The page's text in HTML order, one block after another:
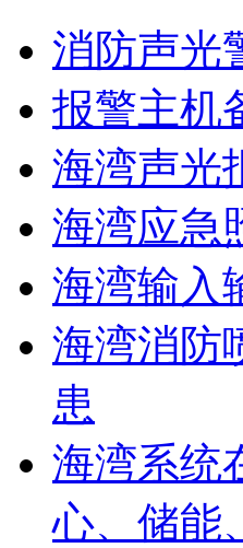
消防声光
报警主机
海湾声光
海湾应急
海湾输入
海湾消防
患
海湾系统
心、储能